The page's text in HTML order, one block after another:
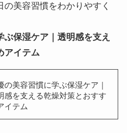
美容習慣をわかりやすく
保湿ケア｜透明感を支え
アイテム
の美容習慣に学ぶ保湿ケア｜
感を支える乾燥対策とおすす
イテム